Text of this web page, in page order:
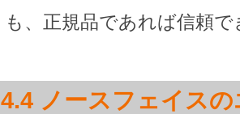
も、正規品であれば信頼
4.4 ノースフェイス